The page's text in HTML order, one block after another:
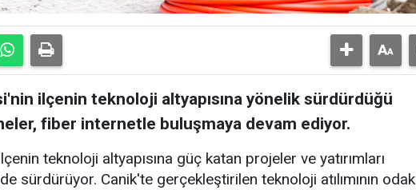
ilçenin teknoloji altyapısına yönelik sürdürdüğü
fiber internetle buluşmaya devam ediyor.
teknoloji altyapısına güç katan projeler ve yatırımları
sürdürüyor. Canik'te gerçekleştirilen teknoloji atılımının odak